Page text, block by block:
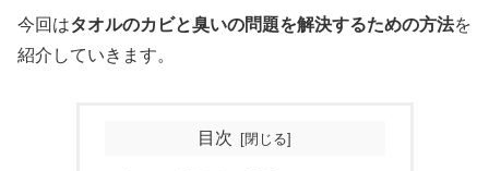
今回はタオルのカビと臭いの問題を解決するための方法を
紹介していきます。
目次